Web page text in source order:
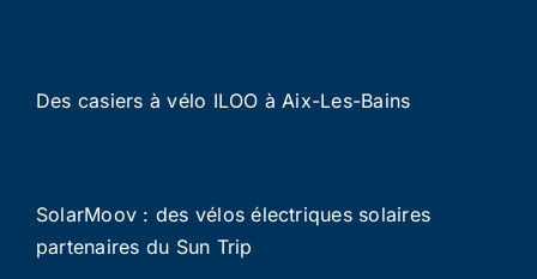
Des casiers à vélo ILOO à Aix-Les-Bains
SolarMoov : des vélos électriques solaires
partenaires du Sun Trip